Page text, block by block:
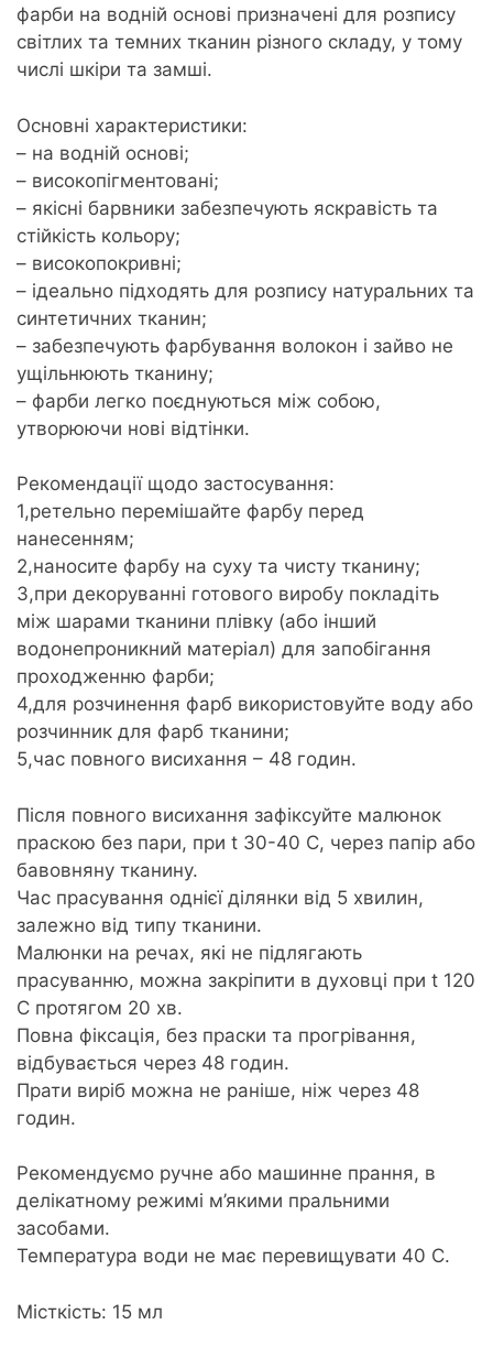
15мл
французька
зелена
фарби на водній основі призначені для розпису
світлих та темних тканин різного складу, у тому
числі шкіри та замші.
Основні характеристики:
– на водній основі;
– високопігментовані;
– якісні барвники забезпечують яскравість та
стійкість кольору;
– високопокривні;
– ідеально підходять для розпису натуральних та
синтетичних тканин;
– забезпечують фарбування волокон і зайво не
ущільнюють тканину;
– фарби легко поєднуються між собою,
утворюючи нові відтінки.
Рекомендації щодо застосування:
1,ретельно перемішайте фарбу перед
нанесенням;
2,наносите фарбу на суху та чисту тканину;
3,при декоруванні готового виробу покладіть
між шарами тканини плівку (або інший
водонепроникний матеріал) для запобігання
проходженню фарби;
4,для розчинення фарб використовуйте воду або
розчинник для фарб тканини;
5,час повного висихання – 48 годин.
Після повного висихання зафіксуйте малюнок
праскою без пари, при t 30-40 С, через папір або
бавовняну тканину.
Час прасування однієї ділянки від 5 хвилин,
залежно від типу тканини.
Малюнки на речах, які не підлягають
прасуванню, можна закріпити в духовці при t 120
С протягом 20 хв.
Повна фіксація, без праски та прогрівання,
відбувається через 48 годин.
Прати виріб можна не раніше, ніж через 48
годин.
Рекомендуємо ручне або машинне прання, в
делікатному режимі м’якими пральними
засобами.
Температура води не має перевищувати 40 С.
Місткість: 15 мл